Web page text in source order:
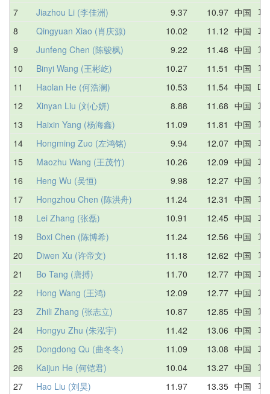
7 Jiazhou Li (李佳洲) 9.37 10.97 中国
8 Qingyuan Xiao (肖庆源) 10.02 11.12 中国
9 Junfeng Chen (陈骏枫) 9.22 11.48 中国
10 Binyi Wang (王彬屹) 10.27 11.51 中国
11 Haolan He (何浩澜) 10.53 11.54 中国
12 Xinyan Liu (刘心妍) 8.88 11.68 中国
13 Haixin Yang (杨海鑫) 11.09 11.81 中国
14 Hongming Zuo (左鸿铭) 9.94 12.07 中国
15 Maozhu Wang (王茂竹) 10.26 12.09 中国
16 Heng Wu (吴恒) 9.98 12.27 中国
17 Hongzhou Chen (陈洪舟) 11.24 12.31 中国
18 Lei Zhang (张磊) 10.91 12.45 中国
19 Boxi Chen (陈博希) 11.24 12.56 中国
20 Diwen Xu (许帝文) 11.18 12.62 中国
21 Bo Tang (唐搏) 11.70 12.77 中国
22 Hong Wang (王鸿) 12.09 12.77 中国
23 Zhili Zhang (张志立) 10.87 12.85 中国
24 Hongyu Zhu (朱泓宇) 11.42 13.06 中国
25 Dongdong Qu (曲冬冬) 11.09 13.08 中国
26 Kaijun He (何铠君) 10.04 13.27 中国
27 Hao Liu (刘昊) 11.97 13.35 中国